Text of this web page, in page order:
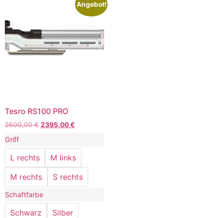
Angebot!
Tesro RS100 PRO
2600,00€ 2395,00€
Griff
L rechts
M links
M rechts
S rechts
Schaftfarbe
Schwarz Silber